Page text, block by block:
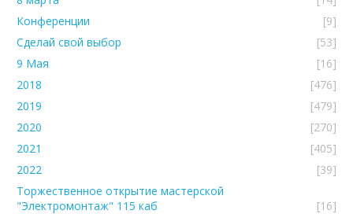
Конференции
[9]
Сделай свой выбор
[53]
9 Мая
[16]
2018
[476]
2019
[479]
2020
[270]
2021
[405]
2022
[39]
Торжественное открытие мастерской
"Электромонтаж" 115 каб
[16]